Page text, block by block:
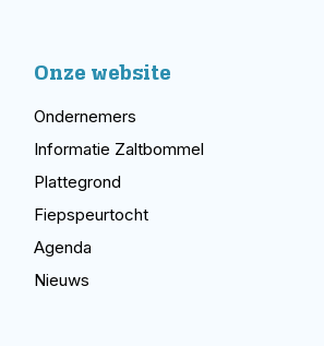
Onze website
Ondernemers
Informatie Zaltbommel
Plattegrond
Fiepspeurtocht
Agenda
Nieuws